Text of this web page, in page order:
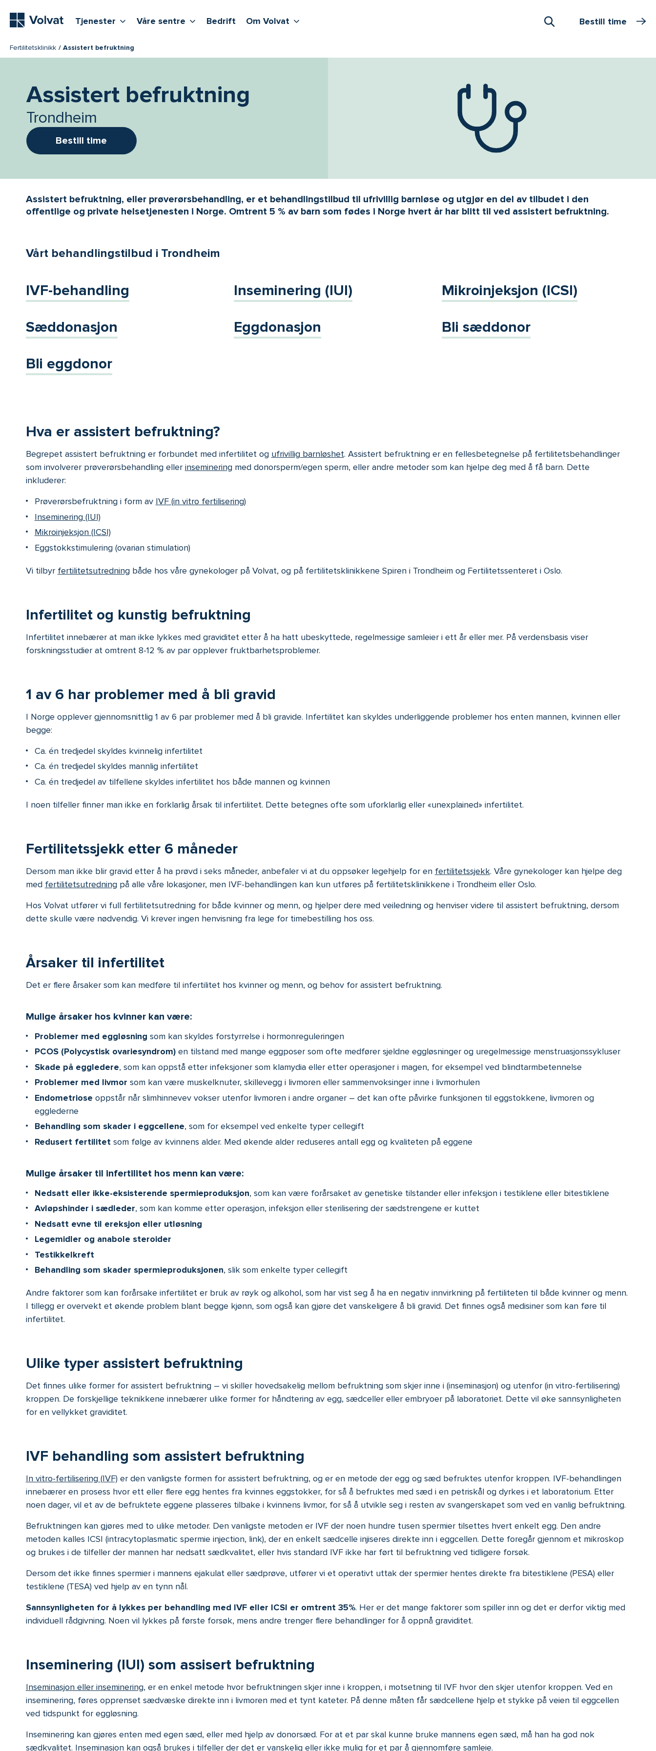
Tjenester Vis flere undernivåerTjenester
Våre sentre Vis flere undernivåerVåre sentre
Bedrift Om Volvat Bestill time
Fertilitetsklinikk Assistert befruktning
Assistert befruktning
Trondheim
Bestill time
Assistert befruktning, eller prøverørsbehandling, er et behandlingstilbud til ufrivillig barnløse og utgjør en del av tilbudet i den
offentlige og private helsetjenesten i Norge. Omtrent 5 % av barn som fødes i Norge hvert år har blitt til ved assistert befruktning.
Vårt behandlingstilbud i Trondheim
IVF-behandling Inseminering (IUI) Mikroinjeksjon (ICSI)
Sæddonasjon Eggdonasjon Bli sæddonor
Bli eggdonor
Hva er assistert befruktning?
Begrepet assistert befruktning er forbundet med infertilitet og ufrivillig barnløshet. Assistert befruktning er en fellesbetegnelse på fertilitetsbehandlinger
som involverer prøverørsbehandling eller insemineringmed donorsperm/egen sperm, eller andre metoder som kan hjelpe deg med å få barn. Dette
inkluderer:
Prøverørsbefruktning i form av IVF (in vitro fertilisering)
Inseminering (IUI)
Mikroinjeksjon (ICSI)
Eggstokkstimulering (ovarian stimulation)
Vi tilbyr fertilitetsutredningbåde hos våre gynekologer på Volvat, og på fertilitetsklinikkene Spiren i Trondheim og Fertilitetssenteret i Oslo.
Infertilitet og kunstig befruktning
Infertilitet innebærer at man ikke lykkes med graviditet etter å ha hatt ubeskyttede, regelmessige samleier i ett år eller mer. På verdensbasis viser
forskningsstudier at omtrent 8-12 % av par opplever fruktbarhetsproblemer.
1 av 6 har problemer med å bli gravid
I Norge opplever gjennomsnittlig 1 av 6 par problemer med å bli gravide. Infertilitet kan skyldes underliggende problemer hos enten mannen, kvinnen eller
begge:
Ca. én tredjedel skyldes kvinnelig infertilitet
Ca. én tredjedel skyldes mannlig infertilitet
Ca. én tredjedel av tilfellene skyldes infertilitet hos både mannen og kvinnen
I noen tilfeller finner man ikke en forklarlig årsak til infertilitet. Dette betegnes ofte som uforklarlig eller «unexplained» infertilitet.
Fertilitetssjekk etter 6 måneder
Dersom man ikke blir gravid etter å ha prøvd i seks måneder, anbefaler vi at du oppsøker legehjelp for en fertilitetssjekk. Våre gynekologer kan hjelpe deg
med fertilitetsutredningpå alle våre lokasjoner, men IVF-behandlingen kan kun utføres på fertilitetsklinikkene i Trondheim eller Oslo.
Hos Volvat utfører vi full fertilitetsutredning for både kvinner og menn, og hjelper dere med veiledning og henviser videre til assistert befruktning, dersom
dette skulle være nødvendig. Vi krever ingen henvisning fra lege for timebestilling hos oss.
Årsaker til infertilitet
Det er flere årsaker som kan medføre til infertilitet hos kvinner og menn, og behov for assistert befruktning.
Mulige årsaker hos kvinner kan være:
Problemer med eggløsning som kan skyldes forstyrrelse i hormonreguleringen
PCOS (Polycystisk ovariesyndrom)en tilstand med mange eggposer som ofte medfører sjeldne eggløsninger og uregelmessige menstruasjonssykluser
Skade på eggledere, som kan oppstå etter infeksjoner som klamydia eller etter operasjoner i magen, for eksempel ved blindtarmbetennelse
Problemer med livmor som kan være muskelknuter, skillevegg i livmoren eller sammenvoksinger inne i livmorhulen
Endometriose oppstår når slimhinnevev vokser utenfor livmoren i andre organer – det kan ofte påvirke funksjonen til eggstokkene, livmoren og
egglederne
Behandling som skader i eggcellene, som for eksempel ved enkelte typer cellegift
Redusert fertilitetsom følge av kvinnens alder. Med økende alder reduseres antall egg og kvaliteten på eggene
Mulige årsaker til infertilitet hos menn kan være:
Nedsatt eller ikke-eksisterende spermieproduksjon, som kan være forårsaket av genetiske tilstander eller infeksjon i testiklene eller bitestiklene
Avløpshinder i sædleder, som kan komme etter operasjon, infeksjon eller sterilisering der sædstrengene er kuttet
Nedsatt evne til ereksjon eller utløsning
Legemidler og anabole steroider
Testikkelkreft
Behandling som skader spermieproduksjonen, slik som enkelte typer cellegift
Andre faktorer som kan forårsake infertilitet er bruk av røyk og alkohol, som har vist seg å ha en negativ innvirkning på fertiliteten til både kvinner og menn.
I tillegg er overvekt et økende problem blant begge kjønn, som også kan gjøre det vanskeligere å bli gravid. Det finnes også medisiner som kan føre til
infertilitet.
Ulike typer assistert befruktning
Det finnes ulike former for assistert befruktning – vi skiller hovedsakelig mellom befruktning som skjer inne i (inseminasjon) og utenfor (in vitro-fertilisering)
kroppen. De forskjellige teknikkene innebærer ulike former for håndtering av egg, sædceller eller embryoer på laboratoriet. Dette vil øke sannsynligheten
for en vellykket graviditet.
IVF behandling som assistert befruktning
In vitro-fertilisering (IVF) er den vanligste formen for assistert befruktning, og er en metode der egg og sæd befruktes utenfor kroppen. IVF-behandlingen
innebærer en prosess hvor ett eller flere egg hentes fra kvinnes eggstokker, for så å befruktes med sæd i en petriskål og dyrkes i et laboratorium. Etter
noen dager, vil et av de befruktete eggene plasseres tilbake i kvinnens livmor, for så å utvikle seg i resten av svangerskapet som ved en vanlig befruktning.
Befruktningen kan gjøres med to ulike metoder. Den vanligste metoden er IVF der noen hundre tusen spermier tilsettes hvert enkelt egg. Den andre
metoden kalles ICSI (intracytoplasmatic spermie injection, link), der en enkelt sædcelle injiseres direkte inn i eggcellen. Dette foregår gjennom et mikroskop
og brukes i de tilfeller der mannen har nedsatt sædkvalitet, eller hvis standard IVF ikke har ført til befruktning ved tidligere forsøk.
Dersom det ikke finnes spermier i mannens ejakulat eller sædprøve, utfører vi et operativt uttak der spermier hentes direkte fra bitestiklene (PESA) eller
testiklene (TESA) ved hjelp av en tynn nål.
Sannsynligheten for å lykkes per behandling med IVF eller ICSI er omtrent 35%. Her er det mange faktorer som spiller inn og det er derfor viktig med
individuell rådgivning. Noen vil lykkes på første forsøk, mens andre trenger flere behandlinger for å oppnå graviditet.
Inseminering (IUI) som assisert befruktning
Inseminasjon eller inseminering, er en enkel metode hvor befruktningen skjer inne i kroppen, i motsetning til IVF hvor den skjer utenfor kroppen. Ved en
inseminering, føres opprenset sædvæske direkte inn i livmoren med et tynt kateter. På denne måten får sædcellene hjelp et stykke på veien til eggcellen
ved tidspunkt for eggløsning.
Inseminering kan gjøres enten med egen sæd, eller med hjelp av donorsæd. For at et par skal kunne bruke mannens egen sæd, må han ha god nok
sædkvalitet. Inseminasjon kan også brukes i tilfeller der det er vanskelig eller ikke mulig for et par å gjennomføre samleie.